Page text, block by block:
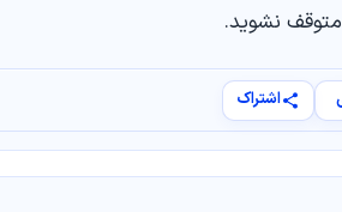
متوقف نشوید.
اشتراک